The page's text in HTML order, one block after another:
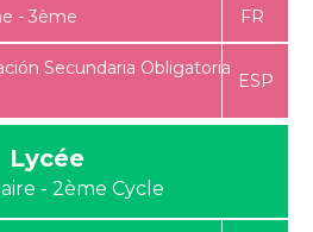
- 3ème
Secundaria Obligatoria
Lycée